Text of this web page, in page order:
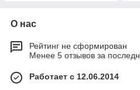
О нас
Рейтинг не сформирован
Менее 5 отзывов за
Работает с 12.06.2014